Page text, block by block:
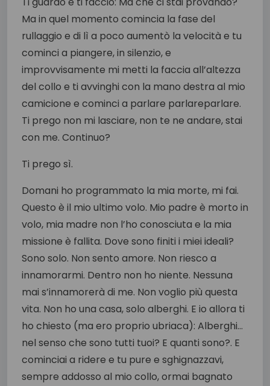
Ma in quel momento comincia la fase del
rullaggio e di lì a poco aumentò la velocità e tu
cominci a piangere, in silenzio, e
improvvisamente mi metti la faccia all’altezza
del collo e ti avvinghi con la mano destra al mio
camicione e cominci a parlare parlareparlare.
Ti prego non mi lasciare, non te ne andare, stai
con me. Continuo?
Ti prego sì.
Domani ho programmato la mia morte, mi fai.
Questo è il mio ultimo volo. Mio padre è morto in
volo, mia madre non l’ho conosciuta e la mia
missione è fallita. Dove sono finiti i miei ideali?
Sono solo. Non sento amore. Non riesco a
innamorarmi. Dentro non ho niente. Nessuna
mai s’innamorerà di me. Non voglio più questa
vita. Non ho una casa, solo alberghi. E io allora ti
ho chiesto (ma ero proprio ubriaca): Alberghi…
nel senso che sono tutti tuoi? E quanti sono?. E
cominciai a ridere e tu pure e sghignazzavi,
sempre addosso al mio collo, ormai bagnato